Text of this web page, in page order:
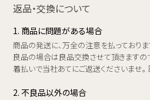
返品・交換について
1. 商品に問題がある場合
商品の発送に、万全の注意を払っており
良品の場合は良品交換させて頂きます
着払いで当社あてにご返送くださいませ。
2. 不良品以外の場合